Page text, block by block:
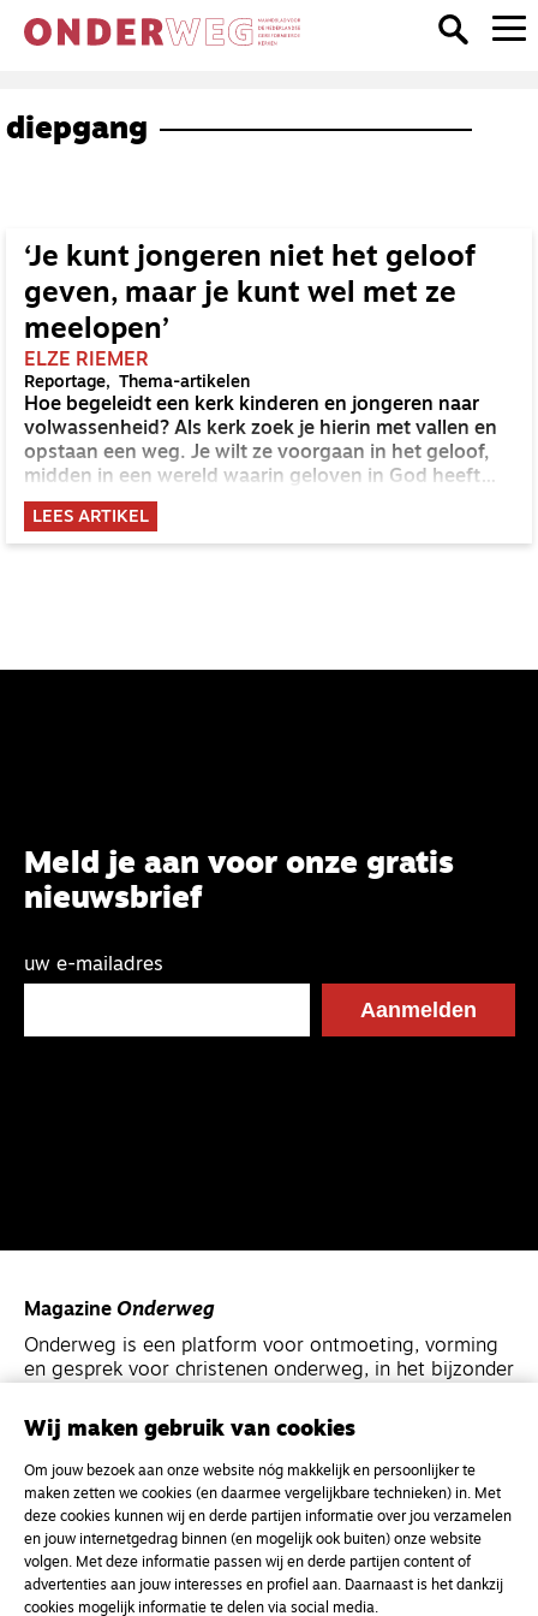
diepgang
‘Je kunt jongeren niet het geloof
geven, maar je kunt wel met ze
meelopen’
ELZE RIEMER
Reportage Thema-artikelen
Hoe begeleidt een kerk kinderen en jongeren naar
volwassenheid? Als kerk zoek je hierin met vallen en
opstaan een weg. Je wilt ze voorgaan in het geloof,
midden in een wereld waarin geloven in God heeft
afgedaan.
LEES ARTIKEL
Meld je aan voor onze gratis
nieuwsbrief
uw e-mailadres
Magazine Onderweg
Onderweg is een platform voor ontmoeting, vorming
en gesprek voor christenen onderweg, in het bijzonder
Kvk-nummer 33277063
NL46 INGB 0117 5827 86
info@onderwegonline.nl
Wij maken gebruik van cookies
Om jouw bezoek aan onze website nóg makkelijk en persoonlijker te
maken zetten we cookies (en daarmee vergelijkbare technieken) in. Met
deze cookies kunnen wij en derde partijen informatie over jou verzamelen
en jouw internetgedrag binnen (en mogelijk ook buiten) onze website
volgen. Met deze informatie passen wij en derde partijen content of
advertenties aan jouw interesses en profiel aan. Daarnaast is het dankzij
cookies mogelijk informatie te delen via social media.